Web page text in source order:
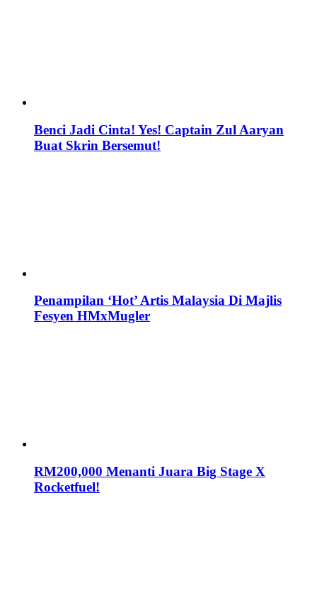
Benci Jadi Cinta! Yes! Captain Zul Aaryan
Buat Skrin Bersemut!
Penampilan ‘Hot’ Artis Malaysia Di Majlis
Fesyen HMxMugler
RM200,000 Menanti Juara Big Stage X
Rocketfuel!